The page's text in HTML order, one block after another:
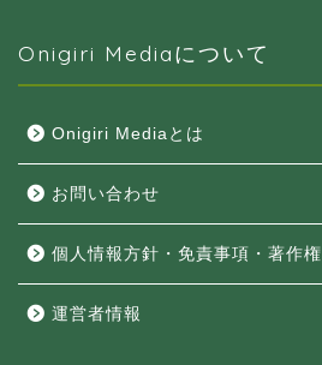
Onigiri Mediaについて
Onigiri Mediaとは
お問い合わせ
個人情報方針・免責事項・著作権
運営者情報